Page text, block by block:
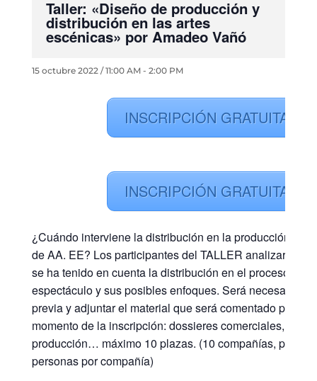
Taller: «Diseño de producción y
distribución en las artes
escénicas» por Amadeo Vañó
15 octubre 2022 / 11:00 AM- 2:00 PM
INSCRIPCIÓN GRATUITA
INSCRIPCIÓN GRATUITA
¿Cuándo interviene la distribución en la producción de
de AA. EE? Los participantes del TALLER analizarán
se ha tenido en cuenta la distribución en el proceso de
espectáculo y sus posibles enfoques. Será necesaria
previa y adjuntar el material que será comentado por el
momento de la inscripción: dossieres comerciales,
producción… máximo 10 plazas. (10 compañías,
personas por compañía)